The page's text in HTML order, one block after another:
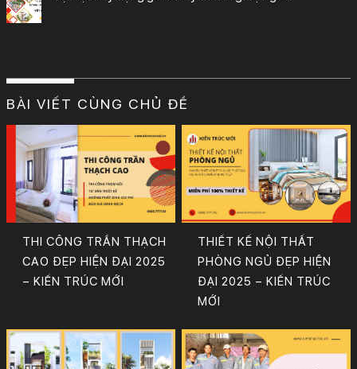
BÀI VIẾT CÙNG CHỦ ĐỀ
THI CÔNG TRẦN THẠCH
CAO ĐẸP HIỆN ĐẠI 2025
– KIẾN TRÚC MỚI
THIẾT KẾ NỘI THẤT
PHÒNG NGỦ ĐẸP HIỆN
ĐẠI 2025 – KIẾN TRÚC
MỚI